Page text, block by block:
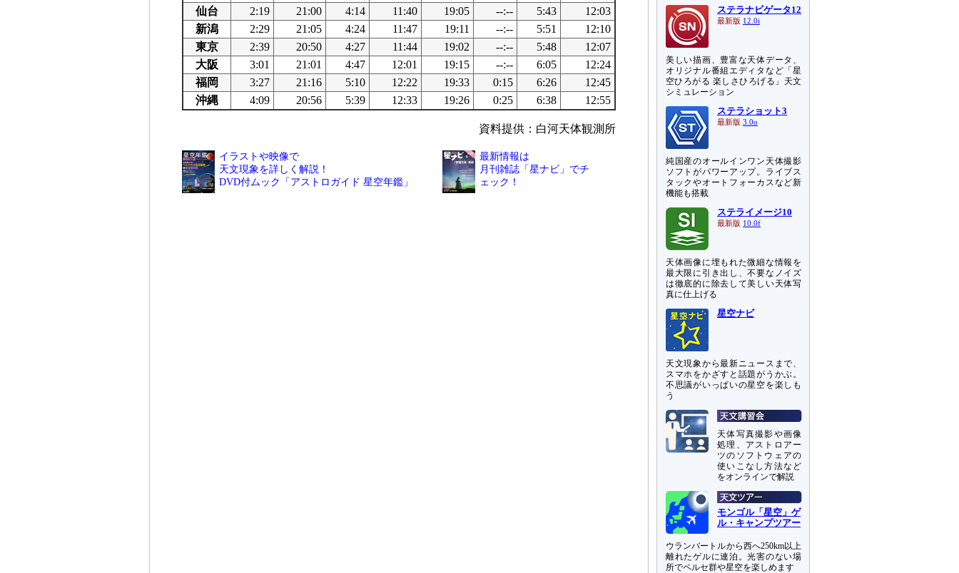
仙台
2:19 21:00 4:14 11:40 19:05 --:-- 5:43
12:03
新潟
2:29 21:05 4:24 11:47 19:11 --:-- 5:51
12:10
東京
2:39 20:50 4:27 11:44 19:02 --:-- 5:48
12:07
大阪
3:01 21:01 4:47 12:01 19:15 --:-- 6:05
12:24
福岡
3:27 21:16 5:10 12:22 19:33 0:15 6:26
12:45
沖縄
4:09 20:56 5:39 12:33 19:26 0:25 6:38 12:55
資料提供：白河天体観測所
イラストや映像で
天文現象を詳しく解説！
DVD付ムック「アストロガイド 星空年鑑」
最新情報は
月刊雑誌「星ナビ」でチ
ェック！
ステラナビゲータ12
最新版 12.0i
美しい描画、豊富な天体データ、
オリジナル番組エディタなど「星
空ひろがる 楽しさひろげる」天文
シミュレーション
ステラショット3
最新版 3.0o
純国産のオールインワン天体撮影
ソフトがパワーアップ。ライブス
タックやオートフォーカスなど新
機能も搭載
ステライメージ10
最新版 10.0f
天体画像に埋もれた微細な情報を
最大限に引き出し、不要なノイズ
は徹底的に除去して美しい天体写
真に仕上げる
星空ナビ
天文現象から最新ニュースまで、
スマホをかざすと話題がうかぶ。
不思議がいっぱいの星空を楽しも
う
天体写真撮影や画像
処理、アストロアー
ツのソフトウェアの
使いこなし方法など
をオンラインで解説
モンゴル「星空」ゲ
ル・キャンプツアー
ウランバートルから西へ250km以上
離れたゲルに連泊。光害のない場
所でペルセ群や星空を楽しめます